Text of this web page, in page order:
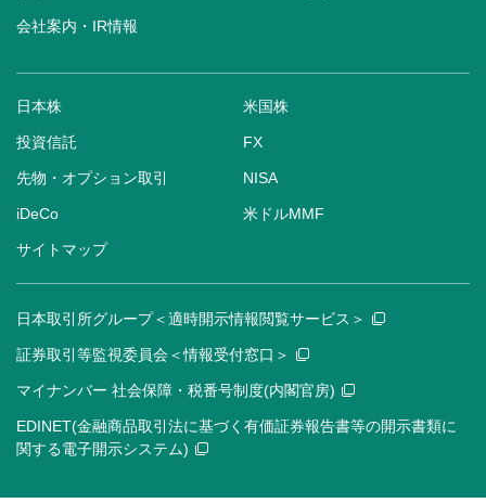
会社案内・IR情報
日本株 米国株
投資信託 FX
先物・オプション取引 NISA
iDeCo 米ドルMMF
サイトマップ
日本取引所グループ＜適時開示情報閲覧サービス＞
証券取引等監視委員会＜情報受付窓口＞
マイナンバー 社会保障・税番号制度(内閣官房)
EDINET(金融商品取引法に基づく有価証券報告書等の開示書類に
関する電子開示システム)